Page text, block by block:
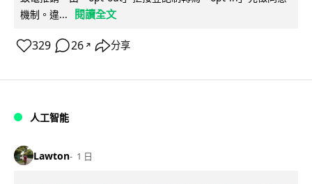
機制。違...
閱讀全文
329 26 ↗ 分享
人工智能
Lawton 1 日